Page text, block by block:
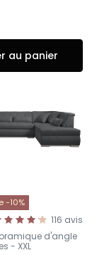
au panier
-10%
116 avis
d'angle
- XXL